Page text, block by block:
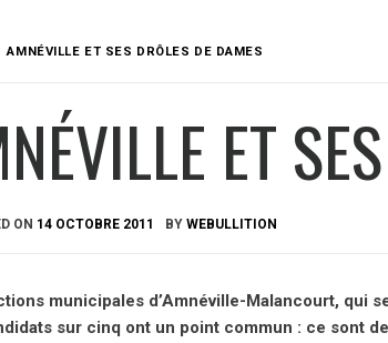
AMNÉVILLE ET SES DRÔLES DE DAMES
ET
ON 14 OCTOBRE 2011 BYWEBULLITION
municipales d’Amnéville-Malancourt, qui
sur cinq ont un point commun : ce sont